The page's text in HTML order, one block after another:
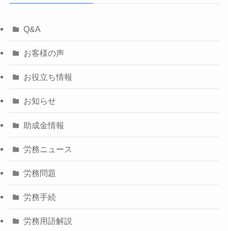
Q&A
お客様の声
お役立ち情報
お知らせ
助成金情報
労務ニュース
労務問題
労務手続
労務用語解説